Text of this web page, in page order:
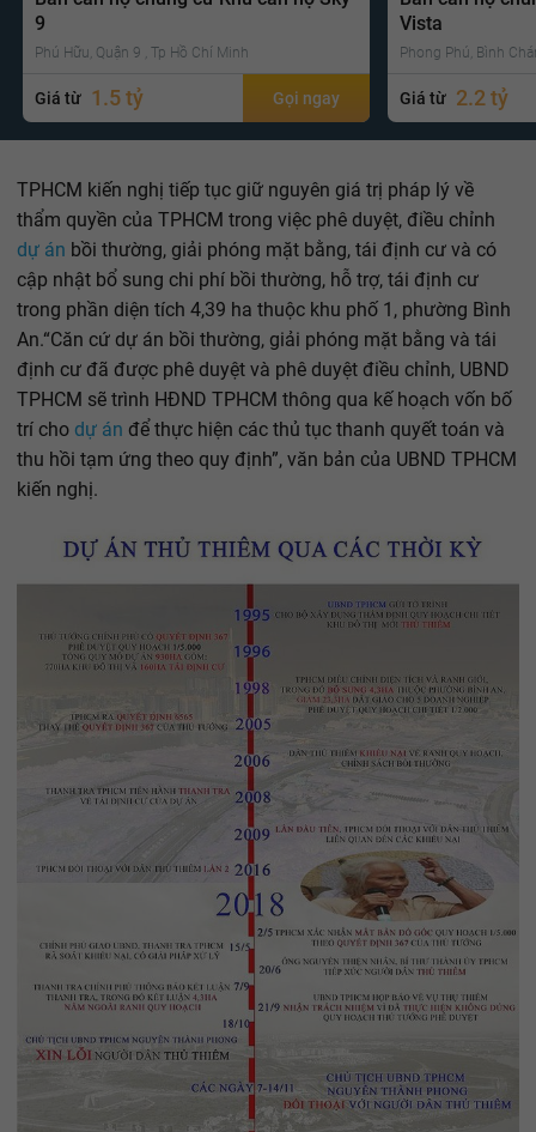
9
Phú Hữu, Quận 9 , Tp Hồ Chí Minh
Giá từ 1.5 tỷ Gọi ngay
Vista
Phong Phú, Bình
Giá từ 2.2 tỷ
TPHCM kiến nghị tiếp tục giữ nguyên giá trị pháp lý về
thẩm quyền của TPHCM trong việc phê duyệt, điều chỉnh
dự án bồi thường, giải phóng mặt bằng, tái định cư và có
cập nhật bổ sung chi phí bồi thường, hỗ trợ, tái định cư
trong phần diện tích 4,39 ha thuộc khu phố 1, phường Bình
An.“Căn cứ dự án bồi thường, giải phóng mặt bằng và tái
định cư đã được phê duyệt và phê duyệt điều chỉnh, UBND
TPHCM sẽ trình HĐND TPHCM thông qua kế hoạch vốn bố
trí cho dự án để thực hiện các thủ tục thanh quyết toán và
thu hồi tạm ứng theo quy định”, văn bản của UBND TPHCM
kiến nghị.